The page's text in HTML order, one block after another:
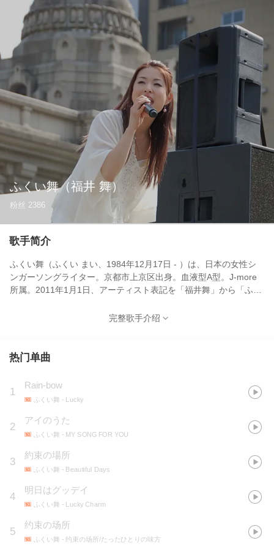
ふくい舞（福井 舞）
粉丝 2386
歌手简介
ふくい舞（ふくい まい、1984年12月17日 - ）は、日本の女性シ
ンガーソングライター。京都市上京区出身。血液型A型。J-more
所属。2011年1月1日、アーティスト表記を「福井舞」から「ふく
完整歌手介绍
热门单曲
1
Rain-bow
ふくい舞 - Lucky
2
アイのうた
ふくい舞 - MY SONG FOR YOU
3
約束の場所
ふくい舞 - Beautiful Days
4
明日はグッデイ
ふくい舞 - Lucky Charm
5
约束の场所
ふくい舞 - 约束の场所/たったひとりの味方